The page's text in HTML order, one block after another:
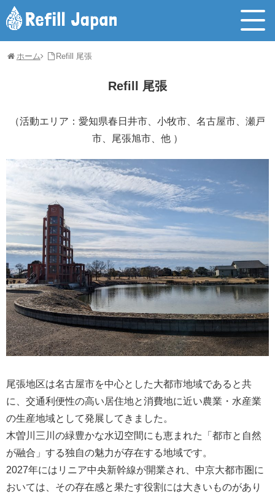
ホーム Refill 尾張
Refill 尾張
（活動エリア：愛知県春日井市、小牧市、名古屋市、瀬戸
市、尾張旭市、他 ）
尾張地区は名古屋市を中心とした大都市地域であると共
に、交通利便性の高い居住地と消費地に近い農業・水産業
の生産地域として発展してきました。
木曽川三川の緑豊かな水辺空間にも恵まれた「都市と自然
が融合」する独自の魅力が存在する地域です。
2027年にはリニア中央新幹線が開業され、中京大都市圏に
おいては、その存在感と果たす役割には大きいものがあり